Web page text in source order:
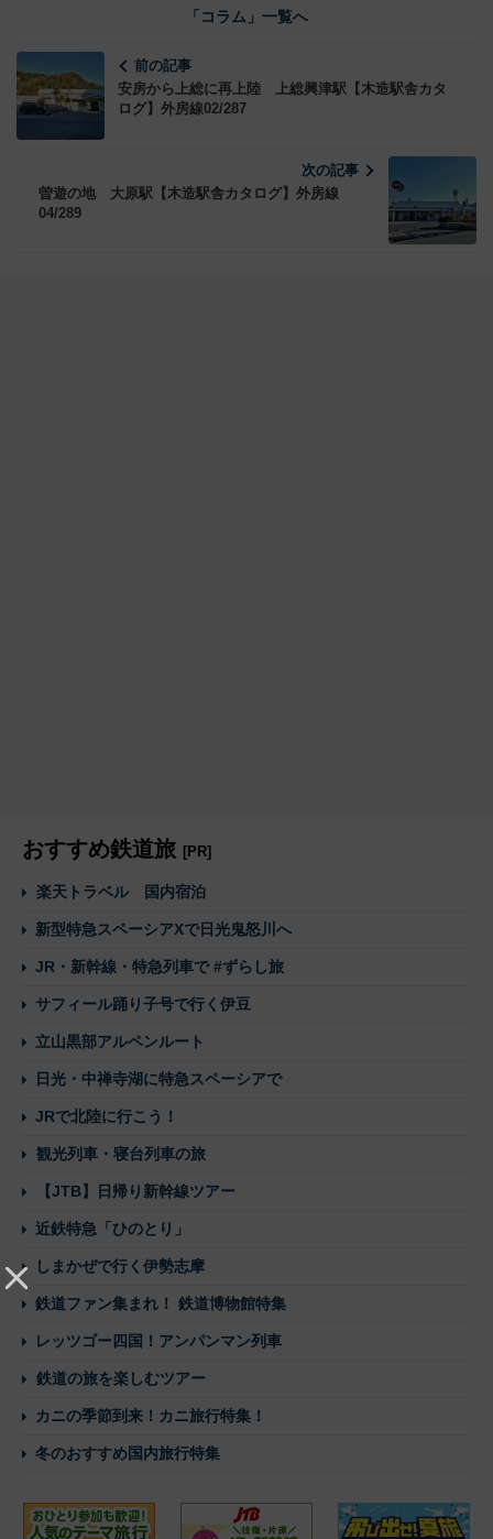
「コラム」一覧へ
前の記事
安房から上総に再上陸 上総興津駅【木造駅舎カタ
ログ】外房線02/287
次の記事
曽遊の地 大原駅【木造駅舎カタログ】外房線
04/289
おすすめ鉄道旅 [PR]
楽天トラベル 国内宿泊
新型特急スペーシアXで日光鬼怒川へ
JR・新幹線・特急列車で #ずらし旅
サフィール踊り子号で行く伊豆
立山黒部アルペンルート
日光・中禅寺湖に特急スペーシアで
JRで北陸に行こう！
観光列車・寝台列車の旅
【JTB】日帰り新幹線ツアー
近鉄特急「ひのとり」
しまかぜで行く伊勢志摩
鉄道ファン集まれ！ 鉄道博物館特集
レッツゴー四国！アンパンマン列車
鉄道の旅を楽しむツアー
カニの季節到来！カニ旅行特集！
冬のおすすめ国内旅行特集